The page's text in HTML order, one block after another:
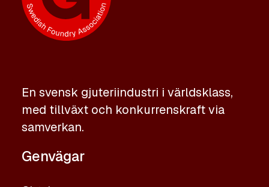
En svensk gjuteriindustri i världsklass,
med tillväxt och konkurrenskraft via
samverkan.
Genvägar